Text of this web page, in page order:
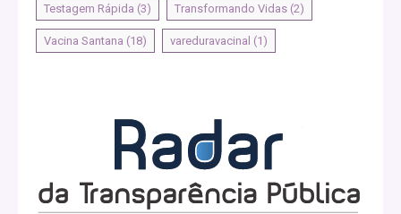
Testagem Rápida (3) Transformando Vidas (2)
Vacina Santana (18) vareduravacinal (1)